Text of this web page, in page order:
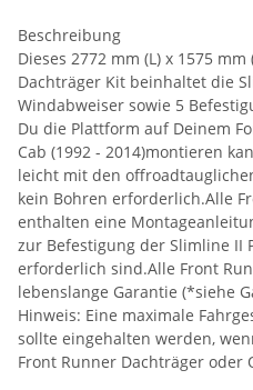
Beschreibung
Dieses 2772 mm (L) x 1575
Dachträger Kit beinhaltet die
Windabweiser sowie 5
Du die Plattform auf Deinem
Cab (1992 - 2014)montieren
leicht mit den
kein Bohren erforderlich.Alle
enthalten eine
zur Befestigung der Slimline II
erforderlich sind.Alle Front
lebenslange Garantie (*siehe
Hinweis: Eine maximale
sollte eingehalten werden,
Front Runner Dachträger oder